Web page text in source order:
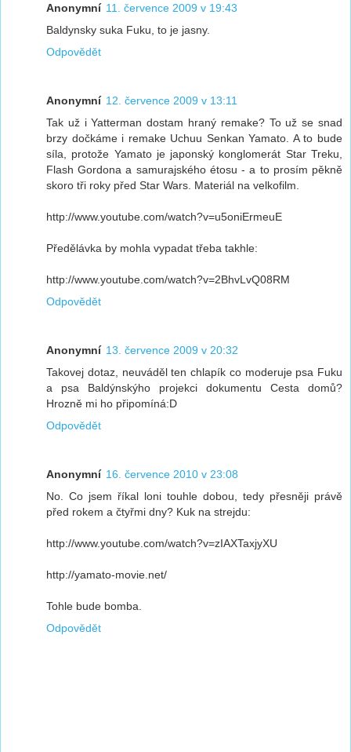
Anonymní 11. července 2009 v 19:43
Baldynsky suka Fuku, to je jasny.
Odpovědět
Anonymní 12. července 2009 v 13:11
Tak už i Yatterman dostam hraný remake? To už se snad
brzy dočkáme i remake Uchuu Senkan Yamato. A to bude
síla, protože Yamato je japonský konglomerát Star Treku,
Flash Gordona a samurajského étosu - a to prosím pěkně
skoro tři roky před Star Wars. Materiál na velkofilm.
http://www.youtube.com/watch?v=u5oniErmeuE
Předělávka by mohla vypadat třeba takhle:
http://www.youtube.com/watch?v=2BhvLvQ08RM
Odpovědět
Anonymní 13. července 2009 v 20:32
Takovej dotaz, neuváděl ten chlapík co moderuje psa Fuku
a psa Baldýnskýho projekci dokumentu Cesta domů?
Hrozně mi ho připomíná:D
Odpovědět
Anonymní 16. července 2010 v 23:08
No. Co jsem říkal loni touhle dobou, tedy přesněji právě
před rokem a čtyřmi dny? Kuk na strejdu:
http://www.youtube.com/watch?v=zIAXTaxjyXU
http://yamato-movie.net/
Tohle bude bomba.
Odpovědět